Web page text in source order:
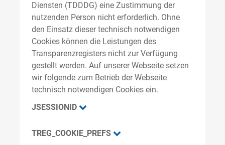
Diensten (TDDDG) eine Zustimmung der
nutzenden Person nicht erforderlich. Ohne
den Einsatz dieser technisch notwendigen
Cookies können die Leistungen des
Transparenzregisters nicht zur Verfügung
gestellt werden. Auf unserer Webseite setzen
wir folgende zum Betrieb der Webseite
technisch notwendigen Cookies ein.
JSESSIONID
TREG_COOKIE_PREFS